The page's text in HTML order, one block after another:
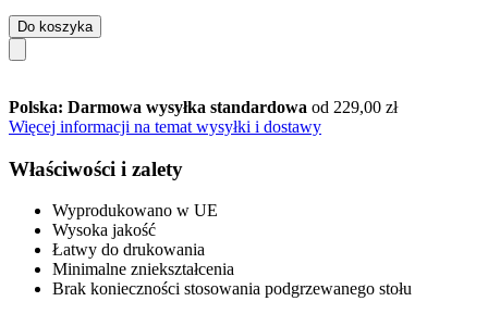
Do koszyka
Polska: Darmowa wysyłka standardowa od 229,00 zł
Więcej informacji na temat wysyłki i dostawy
Właściwości i zalety
Wyprodukowano w UE
Wysoka jakość
Łatwy do drukowania
Minimalne zniekształcenia
Brak konieczności stosowania podgrzewanego stołu